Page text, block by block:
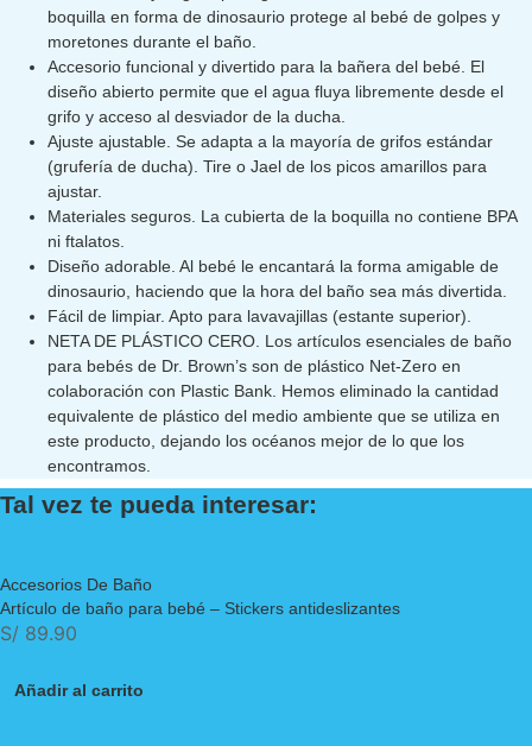
boquilla en forma de dinosaurio protege al bebé de golpes y
moretones durante el baño.
Accesorio funcional y divertido para la bañera del bebé. El
diseño abierto permite que el agua fluya libremente desde el
grifo y acceso al desviador de la ducha.
Ajuste ajustable. Se adapta a la mayoría de grifos estándar
(grufería de ducha). Tire o Jael de los picos amarillos para
ajustar.
Materiales seguros. La cubierta de la boquilla no contiene BPA
ni ftalatos.
Diseño adorable. Al bebé le encantará la forma amigable de
dinosaurio, haciendo que la hora del baño sea más divertida.
Fácil de limpiar. Apto para lavavajillas (estante superior).
NETA DE PLÁSTICO CERO. Los artículos esenciales de baño
para bebés de Dr. Brown’s son de plástico Net-Zero en
colaboración con Plastic Bank. Hemos eliminado la cantidad
equivalente de plástico del medio ambiente que se utiliza en
este producto, dejando los océanos mejor de lo que los
encontramos.
Tal vez te pueda interesar:
Accesorios De Baño
Artículo de baño para bebé – Stickers antideslizantes
S/ 89.90
Añadir al carrito